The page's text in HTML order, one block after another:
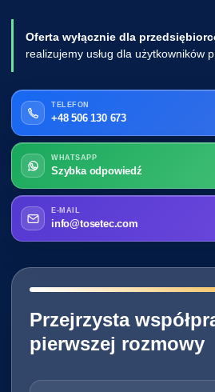
Oferta wyłącznie dla
realizujemy usług dla użytkowników
TELEFON
+48 506 130 673
WHATSAPP
Szybka odpowiedź
E-MAIL
info@tosetec.com
━━━━━━━━━━━━━━━━━━━━━━━━━━━━
Przejrzysta
pierwszej rozmowy